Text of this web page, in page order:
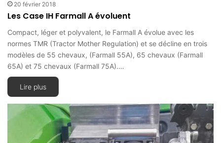
20 février 2018
Les Case IH Farmall A évoluent
Compact, léger et polyvalent, le Farmall A évolue avec les
normes TMR (Tractor Mother Regulation) et se décline en trois
modèles de 55 chevaux, (Farmall 55A), 65 chevaux (Farmall
65A) et 75 chevaux (Farmall 75A).…
Lire plus